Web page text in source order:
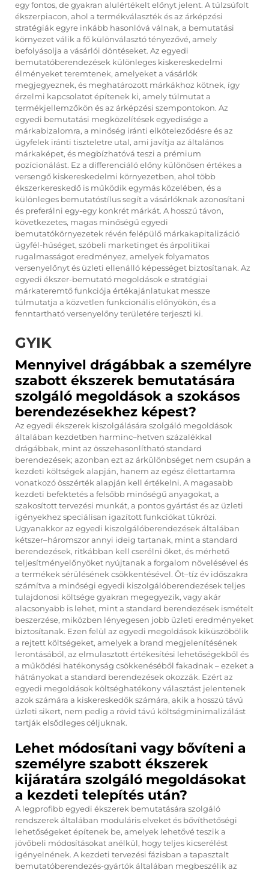
egy fontos, de gyakran alulértékelt előnyt jelent. A túlzsúfolt
ékszerpiacon, ahol a termékválaszték és az árképzési
stratégiák egyre inkább hasonlóvá válnak, a bemutatási
környezet válik a fő különválasztó tényezővé, amely
befolyásolja a vásárlói döntéseket. Az egyedi
bemutatóberendezések különleges kiskereskedelmi
élményeket teremtenek, amelyeket a vásárlók
megjegyeznek, és meghatározott márkákhoz kötnek, így
érzelmi kapcsolatot építenek ki, amely túlmutat a
termékjellemzőkön és az árképzési szempontokon. Az
egyedi bemutatási megközelítések egyedisége a
márkabizalomra, a minőség iránti elköteleződésre és az
ügyfelek iránti tiszteletre utal, ami javítja az általános
márkaképet, és megbízhatóvá teszi a prémium
pozícionálást. Ez a differenciáló előny különösen értékes a
versengő kiskereskedelmi környezetben, ahol több
ékszerkereskedő is működik egymás közelében, és a
különleges bemutatóstílus segít a vásárlóknak azonosítani
és preferálni egy-egy konkrét márkát. A hosszú távon,
következetes, magas minőségű egyedi
bemutatókörnyezetek révén felépülő márkakapitalizáció
ügyfél-hűséget, szóbeli marketinget és árpolitikai
rugalmasságot eredményez, amelyek folyamatos
versenyelőnyt és üzleti ellenálló képességet biztosítanak. Az
egyedi ékszer-bemutató megoldások e stratégiai
márkateremtő funkciója értékajánlatukat messze
túlmutatja a közvetlen funkcionális előnyökön, és a
fenntartható versenyelőny területére terjeszti ki.
GYIK
Mennyivel drágábbak a személyre
szabott ékszerek bemutatására
szolgáló megoldások a szokásos
berendezésekhez képest?
Az egyedi ékszerek kiszolgálására szolgáló megoldások
általában kezdetben harminc–hetven százalékkal
drágábbak, mint az összehasonlítható standard
berendezések; azonban ezt az árkülönbséget nem csupán a
kezdeti költségek alapján, hanem az egész élettartamra
vonatkozó összérték alapján kell értékelni. A magasabb
kezdeti befektetés a felsőbb minőségű anyagokat, a
szakosított tervezési munkát, a pontos gyártást és az üzleti
igényekhez speciálisan igazított funkciókat tükrözi.
Ugyanakkor az egyedi kiszolgálóberendezések általában
kétszer–háromszor annyi ideig tartanak, mint a standard
berendezések, ritkábban kell cserélni őket, és mérhető
teljesítményelőnyöket nyújtanak a forgalom növelésével és
a termékek sérülésének csökkentésével. Öt–tíz év időszakra
számítva a minőségi egyedi kiszolgálóberendezések teljes
tulajdonosi költsége gyakran megegyezik, vagy akár
alacsonyabb is lehet, mint a standard berendezések ismételt
beszerzése, miközben lényegesen jobb üzleti eredményeket
biztosítanak. Ezen felül az egyedi megoldások kiküszöbölik
a rejtett költségeket, amelyek a brand megjelenítésének
lerontásából, az elmulasztott értékesítési lehetőségekből és
a működési hatékonyság csökkenéséből fakadnak – ezeket a
hátrányokat a standard berendezések okozzák. Ezért az
egyedi megoldások költséghatékony választást jelentenek
azok számára a kiskereskedők számára, akik a hosszú távú
üzleti sikert, nem pedig a rövid távú költségminimalizálást
tartják elsődleges céljuknak.
Lehet módosítani vagy bővíteni a
személyre szabott ékszerek
kijáratára szolgáló megoldásokat
a kezdeti telepítés után?
A legprofibb egyedi ékszerek bemutatására szolgáló
rendszerek általában moduláris elveket és bővíthetőségi
lehetőségeket építenek be, amelyek lehetővé teszik a
jövőbeli módosításokat anélkül, hogy teljes kicserélést
igényelnének. A kezdeti tervezési fázisban a tapasztalt
bemutatóberendezés-gyártók általában megbeszélik az